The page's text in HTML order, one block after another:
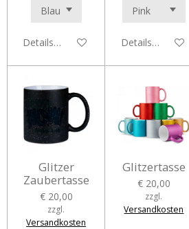
Details anzeigen Details anzeigen
Glitzer
Zaubertasse
€ 20,00
zzgl.
Versandkosten
Glitzertasse
€ 20,00
zzgl.
Versandkosten